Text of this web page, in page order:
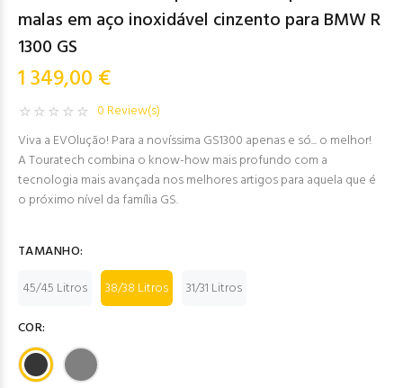
malas em aço inoxidável cinzento para BMW R
1300 GS
1 349,00 €
0 Review(s)
Viva a EVOlução! Para a novíssima GS1300 apenas e só... o melhor!
A Touratech combina o know-how mais profundo com a
tecnologia mais avançada nos melhores artigos para aquela que é
o próximo nível da família GS.
TAMANHO:
45/45 Litros
38/38 Litros
31/31 Litros
COR: